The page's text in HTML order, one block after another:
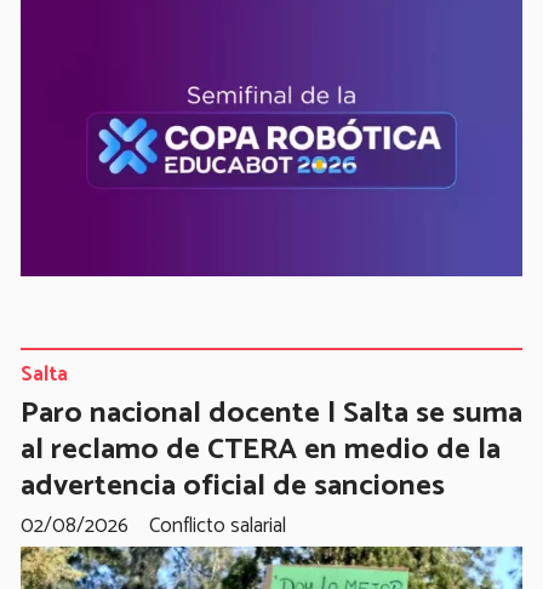
Paro nacional docente | Salta se suma
al reclamo de CTERA en medio de la
advertencia oficial de sanciones
Conflicto salarial
Salta
02/08/2026